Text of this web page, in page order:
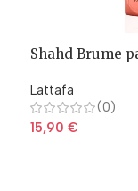
Shahd Brume
Lattafa
(0)
15,90€